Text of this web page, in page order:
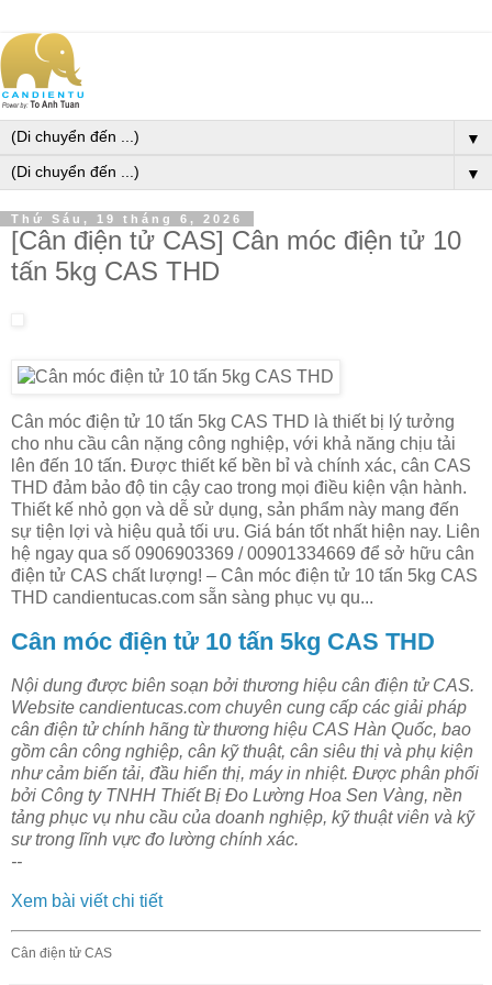
▼
▼
Thứ Sáu, 19 tháng 6, 2026
[Cân điện tử CAS] Cân móc điện tử 10
tấn 5kg CAS THD
Cân móc điện tử 10 tấn 5kg CAS THD là thiết bị lý tưởng
cho nhu cầu cân nặng công nghiệp, với khả năng chịu tải
lên đến 10 tấn. Được thiết kế bền bỉ và chính xác, cân CAS
THD đảm bảo độ tin cậy cao trong mọi điều kiện vận hành.
Thiết kế nhỏ gọn và dễ sử dụng, sản phẩm này mang đến
sự tiện lợi và hiệu quả tối ưu. Giá bán tốt nhất hiện nay. Liên
hệ ngay qua số 0906903369 / 00901334669 để sở hữu cân
điện tử CAS chất lượng! – Cân móc điện tử 10 tấn 5kg CAS
THD candientucas.com sẵn sàng phục vụ qu...
Cân móc điện tử 10 tấn 5kg CAS THD
Nội dung được biên soạn bởi thương hiệu cân điện tử CAS.
Website candientucas.com chuyên cung cấp các giải pháp
cân điện tử chính hãng từ thương hiệu CAS Hàn Quốc, bao
gồm cân công nghiệp, cân kỹ thuật, cân siêu thị và phụ kiện
như cảm biến tải, đầu hiển thị, máy in nhiệt. Được phân phối
bởi Công ty TNHH Thiết Bị Đo Lường Hoa Sen Vàng, nền
tảng phục vụ nhu cầu của doanh nghiệp, kỹ thuật viên và kỹ
sư trong lĩnh vực đo lường chính xác.
--
Xem bài viết chi tiết
Cân điện tử CAS